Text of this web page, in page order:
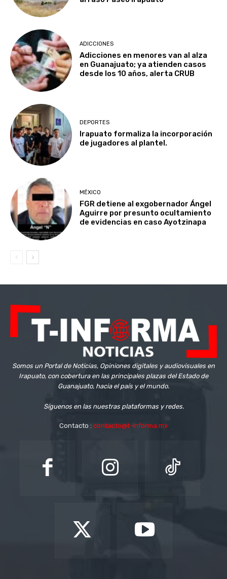
ADICCIONES
Adicciones en menores van al alza
en Guanajuato; ya atienden casos
desde los 10 años, alerta CRUB
DEPORTES
Irapuato formaliza la incorporación
de jugadores al plantel.
MÉXICO
FGR detiene al exgobernador Ángel
Aguirre por presunto ocultamiento
de evidencias en caso Ayotzinapa
Somos un Portal de Noticias, Opiniones digitales y audiovisuales en
Irapuato, con cobertura en las principales plazas del Estado de
Guanajuato, hacia el país y el mundo.
Síguenos en las nuestras plataformas y redes.
Contacto : contacto@t-informa.mx